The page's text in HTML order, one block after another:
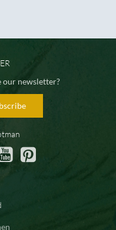
our newsletter?